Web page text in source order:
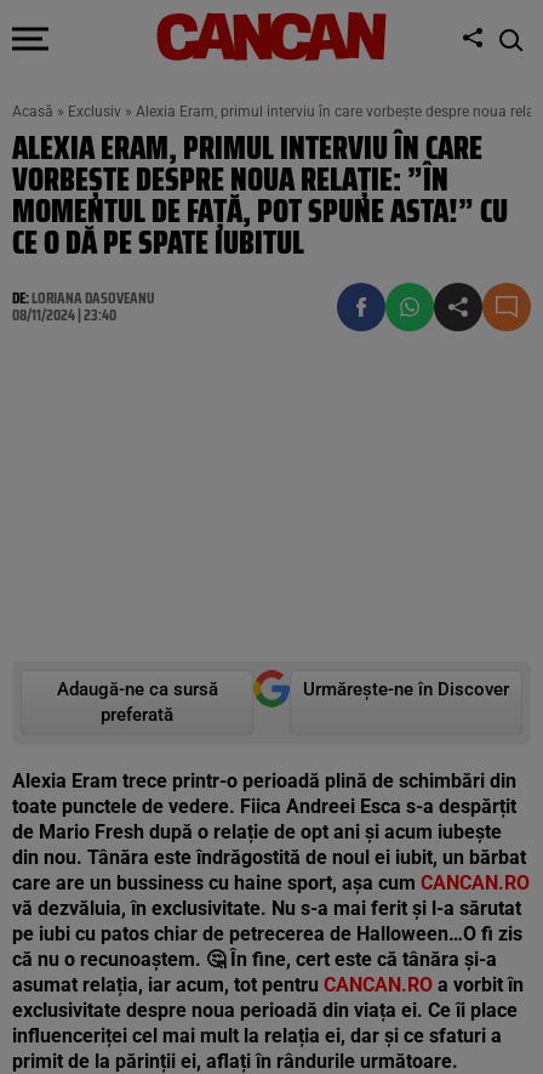
Acasă » Exclusiv » Alexia Eram, primul interviu în care vorbește despre noua
ALEXIA ERAM, PRIMUL INTERVIU ÎN CARE
VORBEȘTE DESPRE NOUA RELAȚIE: ”ÎN
MOMENTUL DE FAȚĂ, POT SPUNE ASTA!” CU
CE O DĂ PE SPATE IUBITUL
DE:LORIANA DASOVEANU
08/11/2024 | 23:40
Adaugă-ne ca sursă
preferată
Urmărește-ne în Discover
Alexia Eram trece printr-o perioadă plină de schimbări din
toate punctele de vedere. Fiica Andreei Esca s-a despărțit
de Mario Fresh după o relație de opt ani și acum iubește
din nou. Tânăra este îndrăgostită de noul ei iubit, un bărbat
care are un bussiness cu haine sport, așa cum CANCAN.RO
vă dezvăluia, în exclusivitate. Nu s-a mai ferit și l-a sărutat
pe iubi cu patos chiar de petrecerea de Halloween…O fi zis
că nu o recunoaștem. 🤔 În fine, cert este că tânăra și-a
asumat relația, iar acum, tot pentru CANCAN.RO a vorbit în
exclusivitate despre noua perioadă din viața ei. Ce îi place
influenceriței cel mai mult la relația ei, dar și ce sfaturi a
primit de la părinții ei, aflați în rândurile următoare.